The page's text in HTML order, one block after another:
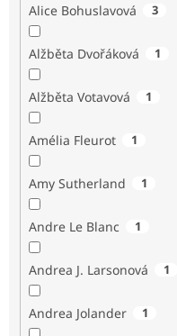
Alice Bohuslavová 3
Alžběta Dvořáková 1
Alžběta Votavová 1
Amélia Fleurot 1
Amy Sutherland 1
Andre Le Blanc 1
Andrea J. Larsonová 1
Andrea Jolander 1